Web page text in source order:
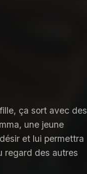
ça sort avec des
une jeune
et lui permettra
regard des autres